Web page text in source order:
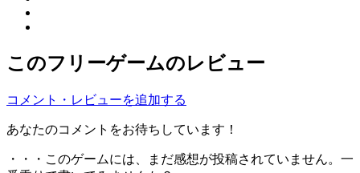
このフリーゲームのレビュー
コメント・レビューを追加する
あなたのコメントをお待ちしています！
・・・このゲームには、まだ感想が投稿されていません。一